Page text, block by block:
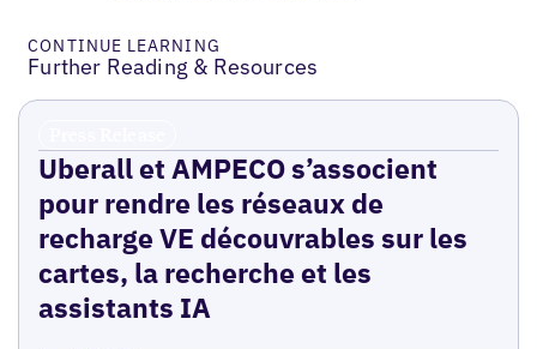
CONTINUE LEARNING
Further Reading & Resources
Uberall et AMPECO s’associent
pour rendre les réseaux de
recharge VE découvrables sur les
cartes, la recherche et les
assistants IA